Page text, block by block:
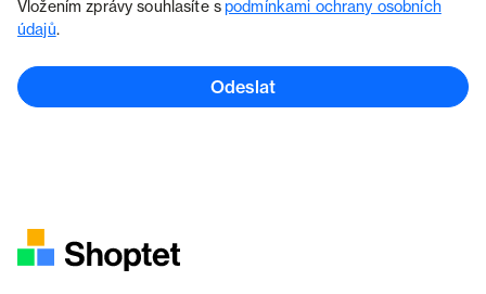
Vložením zprávy souhlasíte spodmínkami ochrany osobních
údajů.
Odeslat